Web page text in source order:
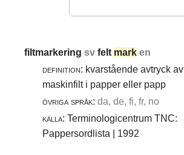
filtmarkeringsvfelt mark en
definition: kvarstående avtryck av
maskinfilt i papper eller papp
övriga språk: da, de, fi, fr, no
källa: Terminologicentrum TNC:
Pappersordlista | 1992